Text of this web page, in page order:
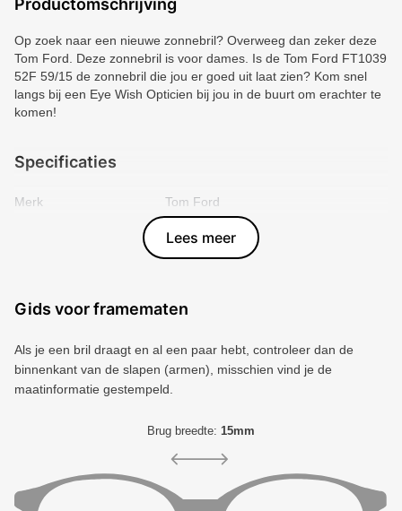
Productomschrijving
Op zoek naar een nieuwe zonnebril? Overweeg dan zeker deze
Tom Ford. Deze zonnebril is voor dames. Is de Tom Ford FT1039
52F 59/15 de zonnebril die jou er goed uit laat zien? Kom snel
langs bij een Eye Wish Opticien bij jou in de buurt om erachter te
komen!
Specificaties
Merk
Tom Ford
Artikelnummer
889214403858
Lees meer
Gids voor framematen
Als je een bril draagt ​​en al een paar hebt, controleer dan de
binnenkant van de slapen (armen), misschien vind je de
maatinformatie gestempeld.
Brug breedte: 15mm